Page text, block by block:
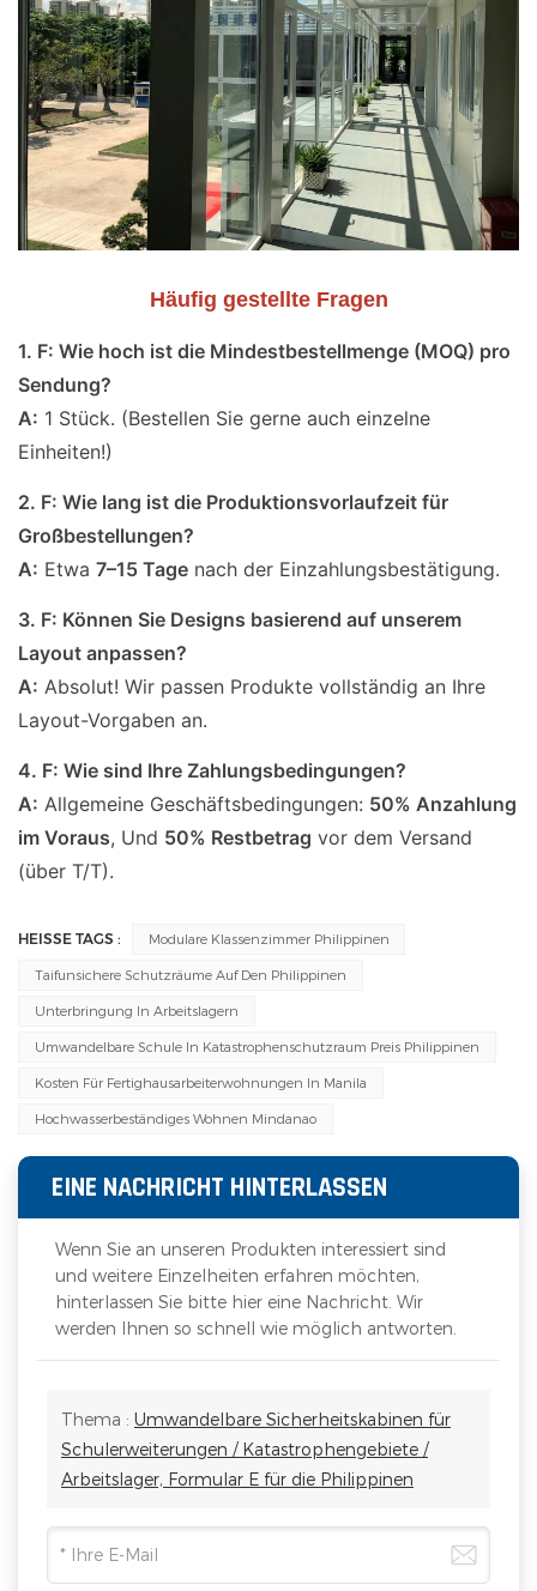
Häufig gestellte Fragen
1. F: Wie hoch ist die Mindestbestellmenge (MOQ) pro
Sendung?
A: 1 Stück. (Bestellen Sie gerne auch einzelne
Einheiten!)
2. F: Wie lang ist die Produktionsvorlaufzeit für
Großbestellungen?
A: Etwa 7–15 Tage nach der Einzahlungsbestätigung.
3. F: Können Sie Designs basierend auf unserem
Layout anpassen?
A: Absolut! Wir passen Produkte vollständig an Ihre
Layout-Vorgaben an.
4. F: Wie sind Ihre Zahlungsbedingungen?
A: Allgemeine Geschäftsbedingungen: 50% Anzahlung
im Voraus, Und 50% Restbetrag vor dem Versand
(über T/T).
HEISSE TAGS : Modulare Klassenzimmer Philippinen
Taifunsichere Schutzräume Auf Den Philippinen
Unterbringung In Arbeitslagern
Umwandelbare Schule In Katastrophenschutzraum Preis Philippinen
Kosten Für Fertighausarbeiterwohnungen In Manila
Hochwasserbeständiges Wohnen Mindanao
EINE NACHRICHT HINTERLASSEN
Wenn Sie an unseren Produkten interessiert sind
und weitere Einzelheiten erfahren möchten,
hinterlassen Sie bitte hier eine Nachricht. Wir
werden Ihnen so schnell wie möglich antworten.
Thema : Umwandelbare Sicherheitskabinen für
Schulerweiterungen / Katastrophengebiete /
Arbeitslager, Formular E für die Philippinen